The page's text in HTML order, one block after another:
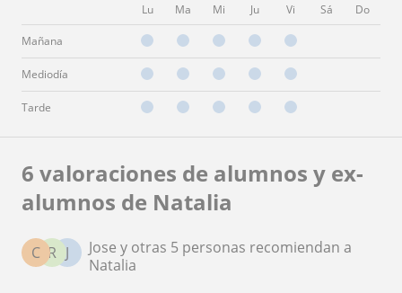
Lu Ma Mi Ju Vi Sá Do
Mañana
Mediodía
Tarde
6 valoraciones de alumnos y ex-
alumnos de Natalia
J
R
C
Jose y otras 5 personas recomiendan a
Natalia